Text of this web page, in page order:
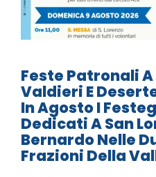
Feste Patronali A
Valdieri E
In Agosto I
Dedicati A San
Bernardo Nelle
Frazioni Della